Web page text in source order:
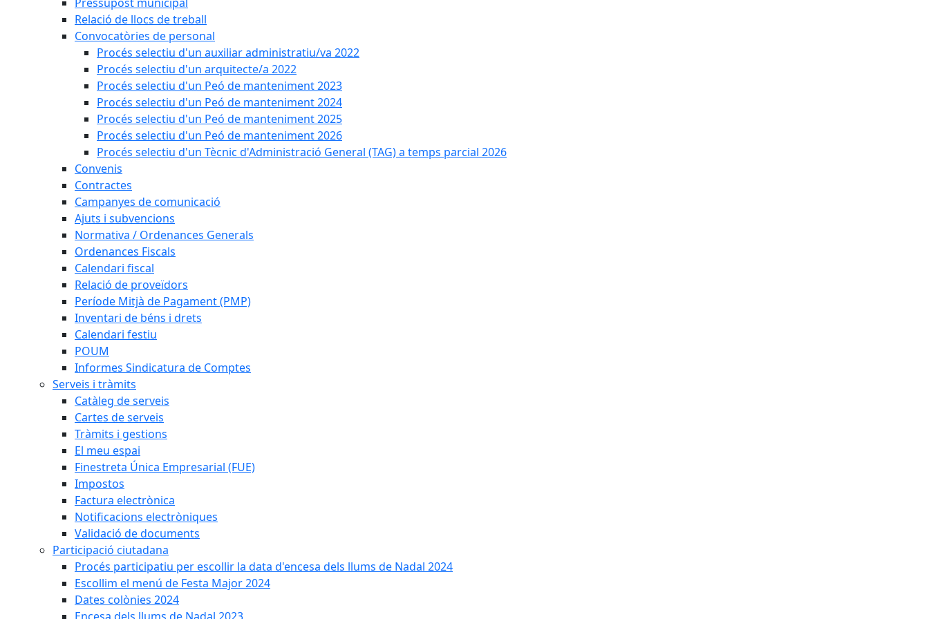
Relació de llocs de treball
Convocatòries de personal
Procés selectiu d'un auxiliar administratiu/va 2022
Procés selectiu d'un arquitecte/a 2022
Procés selectiu d'un Peó de manteniment 2023
Procés selectiu d'un Peó de manteniment 2024
Procés selectiu d'un Peó de manteniment 2025
Procés selectiu d'un Peó de manteniment 2026
Procés selectiu d'un Tècnic d'Administració General (TAG) a temps parcial 2026
Convenis
Contractes
Campanyes de comunicació
Ajuts i subvencions
Normativa / Ordenances Generals
Ordenances Fiscals
Calendari fiscal
Relació de proveïdors
Període Mitjà de Pagament (PMP)
Inventari de béns i drets
Calendari festiu
POUM
Informes Sindicatura de Comptes
Serveis i tràmits
Catàleg de serveis
Cartes de serveis
Tràmits i gestions
El meu espai
Finestreta Única Empresarial (FUE)
Impostos
Factura electrònica
Notificacions electròniques
Validació de documents
Participació ciutadana
Procés participatiu per escollir la data d'encesa dels llums de Nadal 2024
Escollim el menú de Festa Major 2024
Dates colònies 2024